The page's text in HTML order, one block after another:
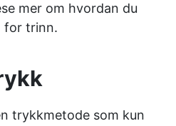
mer om hvordan du
for trinn.
trykkmetode som kun